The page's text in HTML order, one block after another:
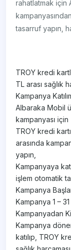
rahatlatmak için
tasarruf yapın,
TROY kredi
TL arası sağlık
Kampanya
Albaraka Mobil
kampanyası için
TROY kredi
arasında
yapın,
Kampanyaya
işlem otomatik
Kampanya
Kampanya 1 –
Kampanyadan
Kampanya
katılıp, TROY